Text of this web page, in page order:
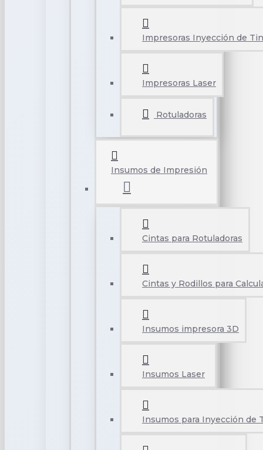
Impresoras Inyección de
Impresoras Laser
Rotuladoras
Insumos de Impresión
Cintas para Rotuladoras
Cintas y Rodillos para
Insumos impresora 3D
Insumos Laser
Insumos para Inyección de